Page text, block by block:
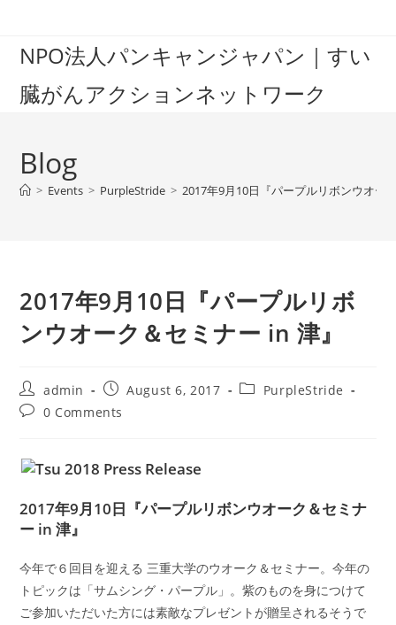
contentNPO法人パンキャンジャパン｜すい
臓がんアクションネットワーク
Blog
> Events > PurpleStride > 2017年9月10日『パープルリボンウオー
2017年9月10日『パープルリボ
ンウオーク＆セミナー in 津』
Post
author:
admin
Post
published:
August 6, 2017
PostPurpleStride
Post0 Comments
2017年9月10日『パープルリボンウオーク＆セミナ
ー in 津』
今年で６回目を迎える 三重大学のウオーク＆セミナー。今年の
トピックは「サムシング・パープル」。紫のものを身につけて
ご参加いただいた方には素敵なプレゼントが贈呈されるそうで